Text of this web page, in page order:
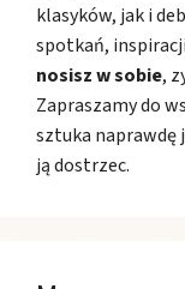
klasyków, jak i
spotkań,
nosisz w sobie,
Zapraszamy do
sztuka naprawdę
ją dostrzec.